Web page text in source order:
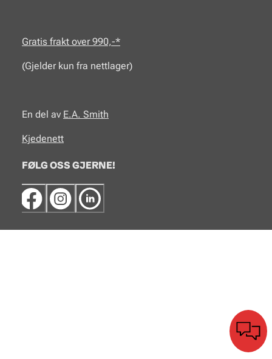
Gratis frakt over 990,-*
(Gjelder kun fra nettlager)
En del av E.A. Smith
Kjedenett
FØLG OSS GJERNE!